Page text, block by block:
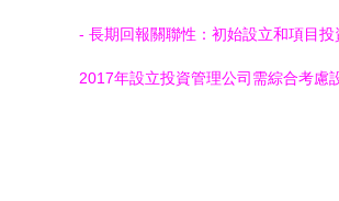
- 長期回報關聯性：初始設立和項目
2017年設立投資管理公司需綜合考慮